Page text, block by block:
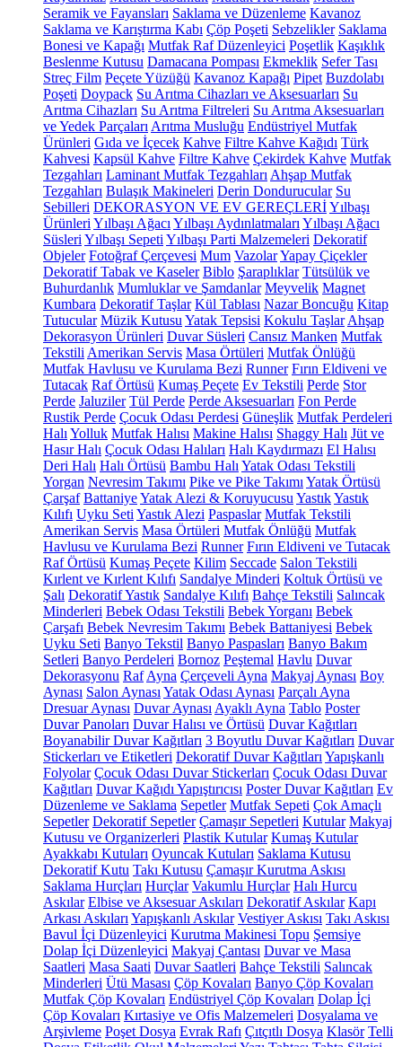
Seramik ve Fayansları Saklama ve Düzenleme Kavanoz
Saklama ve Karıştırma Kabı Çöp Poşeti Sebzelikler Saklama
Bonesi ve Kapağı Mutfak Raf Düzenleyici Poşetlik Kaşıklık
Beslenme Kutusu Damacana Pompası Ekmeklik Sefer Tası
Streç Film Peçete Yüzüğü Kavanoz Kapağı Pipet Buzdolabı
Poşeti Doypack Su Arıtma Cihazları ve Aksesuarları Su
Arıtma Cihazları Su Arıtma Filtreleri Su Arıtma Aksesuarları
ve Yedek Parçaları Arıtma Musluğu Endüstriyel Mutfak
Ürünleri Gıda ve İçecek Kahve Filtre Kahve Kağıdı Türk
Kahvesi Kapsül Kahve Filtre Kahve Çekirdek Kahve Mutfak
Tezgahları Laminant Mutfak Tezgahları Ahşap Mutfak
Tezgahları Bulaşık Makineleri Derin Dondurucular Su
Sebilleri DEKORASYON VE EV GEREÇLERİYılbaşı
Ürünleri Yılbaşı Ağacı Yılbaşı Aydınlatmaları Yılbaşı Ağacı
Süsleri Yılbaşı Sepeti Yılbaşı Parti Malzemeleri Dekoratif
Objeler Fotoğraf Çerçevesi Mum VazolarYapay Çiçekler
Dekoratif Tabak ve Kaseler Biblo Şaraplıklar Tütsülük ve
Buhurdanlık Mumluklar ve Şamdanlar Meyvelik Magnet
Kumbara Dekoratif Taşlar Kül Tablası Nazar Boncuğu Kitap
Tutucular Müzik Kutusu Yatak Tepsisi Kokulu Taşlar Ahşap
Dekorasyon Ürünleri Duvar Süsleri Cansız Manken Mutfak
Tekstili Amerikan Servis Masa Örtüleri Mutfak Önlüğü
Mutfak Havlusu ve Kurulama Bezi Runner Fırın Eldiveni ve
Tutacak Raf Örtüsü Kumaş Peçete Ev Tekstili Perde Stor
Perde Jaluziler Tül Perde Perde Aksesuarları Fon Perde
Rustik Perde Çocuk Odası Perdesi Güneşlik Mutfak Perdeleri
Halı Yolluk Mutfak Halısı Makine Halısı Shaggy Halı Jüt ve
Hasır Halı Çocuk Odası Halıları Halı Kaydırmazı El Halısı
Deri Halı Halı Örtüsü Bambu Halı Yatak Odası Tekstili
Yorgan Nevresim Takımı Pike ve Pike Takımı Yatak Örtüsü
Çarşaf BattaniyeYatak Alezi & Koruyucusu YastıkYastık
Kılıfı Uyku Seti Yastık Alezi Paspaslar Mutfak Tekstili
Amerikan Servis Masa Örtüleri Mutfak Önlüğü Mutfak
Havlusu ve Kurulama Bezi Runner Fırın Eldiveni ve Tutacak
Raf Örtüsü Kumaş Peçete Kilim Seccade Salon Tekstili
Kırlent ve Kırlent Kılıfı Sandalye Minderi Koltuk Örtüsü ve
Şalı Dekoratif Yastık Sandalye Kılıfı Bahçe Tekstili Salıncak
Minderleri Bebek Odası Tekstili Bebek Yorganı Bebek
Çarşafı Bebek Nevresim Takımı Bebek Battaniyesi Bebek
Uyku Seti Banyo Tekstil Banyo Paspasları Banyo Bakım
Setleri Banyo Perdeleri Bornoz Peştemal Havlu Duvar
Dekorasyonu Raf Ayna Çerçeveli Ayna Makyaj Aynası Boy
Aynası Salon Aynası Yatak Odası Aynası Parçalı Ayna
Dresuar Aynası Duvar Aynası Ayaklı Ayna Tablo Poster
Duvar Panoları Duvar Halısı ve Örtüsü Duvar Kağıtları
Boyanabilir Duvar Kağıtları 3 Boyutlu Duvar Kağıtları Duvar
Stickerları ve Etiketleri Dekoratif Duvar Kağıtları Yapışkanlı
Folyolar Çocuk Odası Duvar Stickerları Çocuk Odası Duvar
Kağıtları Duvar Kağıdı Yapıştırıcısı Poster Duvar Kağıtları Ev
Düzenleme ve Saklama Sepetler Mutfak Sepeti Çok Amaçlı
Sepetler Dekoratif Sepetler Çamaşır Sepetleri Kutular Makyaj
Kutusu ve Organizerleri Plastik Kutular Kumaş Kutular
Ayakkabı Kutuları Oyuncak Kutuları Saklama Kutusu
Dekoratif Kutu Takı Kutusu Çamaşır Kurutma Askısı
Saklama Hurçları Hurçlar Vakumlu Hurçlar Halı Hurcu
Askılar Elbise ve Aksesuar Askıları Dekoratif Askılar Kapı
Arkası Askıları Yapışkanlı Askılar Vestiyer Askısı Takı Askısı
Bavul İçi Düzenleyici Kurutma Makinesi Topu Şemsiye
Dolap İçi Düzenleyici Makyaj Çantası Duvar ve Masa
Saatleri Masa Saati Duvar Saatleri Bahçe Tekstili Salıncak
Minderleri Ütü Masası Çöp Kovaları Banyo Çöp Kovaları
Mutfak Çöp Kovaları Endüstriyel Çöp Kovaları Dolap İçi
Çöp Kovaları Kırtasiye ve Ofis Malzemeleri Dosyalama ve
Arşivleme Poşet Dosya Evrak Rafı Çıtçıtlı Dosya Klasör Telli